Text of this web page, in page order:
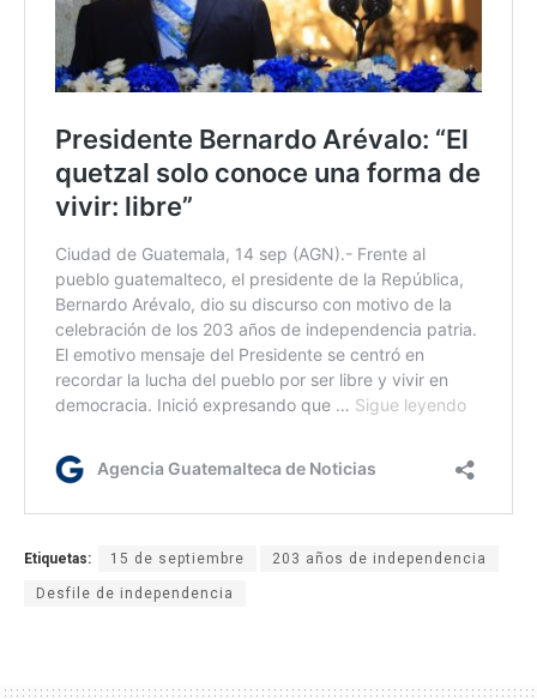
Etiquetas: 15 de septiembre 203 años de independencia
Desfile de independencia